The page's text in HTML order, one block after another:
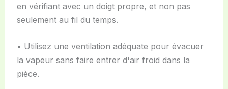
en vérifiant avec un doigt propre, et non pas
seulement au fil du temps.
• Utilisez une ventilation adéquate pour évacuer
la vapeur sans faire entrer d'air froid dans la
pièce.